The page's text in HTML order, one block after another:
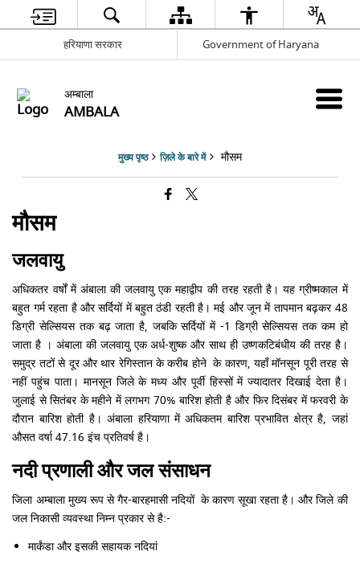
हरियाणा सरकार Government of Haryana
अम्बाला
AMBALA
मुख्य पृष्ठ ज़िले के बारे में मौसम
मौसम
जलवायु
अधिकतर वर्षों में अंबाला की जलवायु एक महाद्वीप की तरह रहती है। यह ग्रीष्मकाल में
बहुत गर्म रहता है और सर्दियों में बहुत ठंडी रहती है। मई और जून में तापमान बढ़कर 48
डिग्री सेल्सियस तक बढ़ जाता है, जबकि सर्दियों में -1 डिग्री सेल्सियस तक कम हो
जाता है । अंबाला की जलवायु एक अर्ध-शुष्क और साथ ही उष्णकटिबंधीय की तरह है।
समुद्र तटों से दूर और थार रेगिस्तान के करीब होने के कारण, यहाँ मॉनसून पूरी तरह से
नहीं पहुंच पाता। मानसून जिले के मध्य और पूर्वी हिस्सों में ज्यादातर दिखाई देता है।
जुलाई से सितंबर के महीने में लगभग 70% बारिश होती है और फिर दिसंबर में फरवरी के
दौरान बारिश होती है। अंबाला हरियाणा में अधिकतम बारिश प्रभावित क्षेत्र है, जहां
औसत वर्षा 47.16 इंच प्रतिवर्ष है।
नदी प्रणाली और जल संसाधन
जिला अम्बाला मुख्य रूप से गैर-बारहमासी नदियों के कारण सूखा रहता है। और जिले की
जल निकासी व्यवस्था निम्न प्रकार से है:-
मार्कंडा और इसकी सहायक नदियां